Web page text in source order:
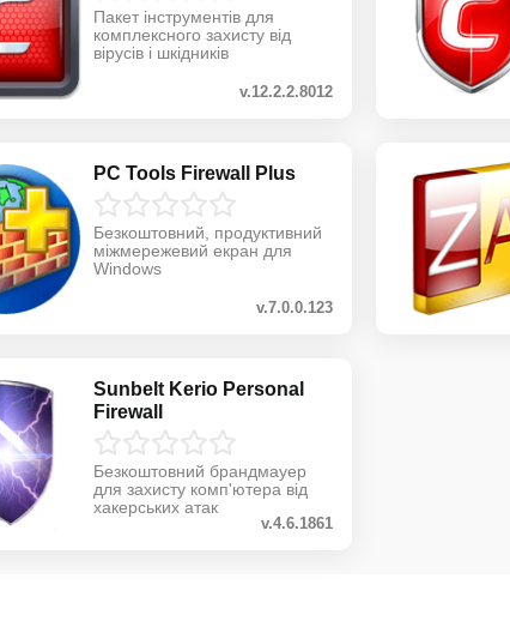
Пакет інструментів для
комплексного захисту від
вірусів і шкідників
v.12.2.2.8012
PC Tools Firewall Plus
Безкоштовний, продуктивний
міжмережевий екран для
Windows
v.7.0.0.123
Sunbelt Kerio Personal
Firewall
Безкоштовний брандмауер
для захисту комп'ютера від
хакерських атак
v.4.6.1861